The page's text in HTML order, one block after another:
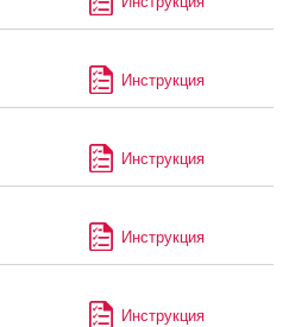
Инструкция
Инструкция
Инструкция
Инструкция